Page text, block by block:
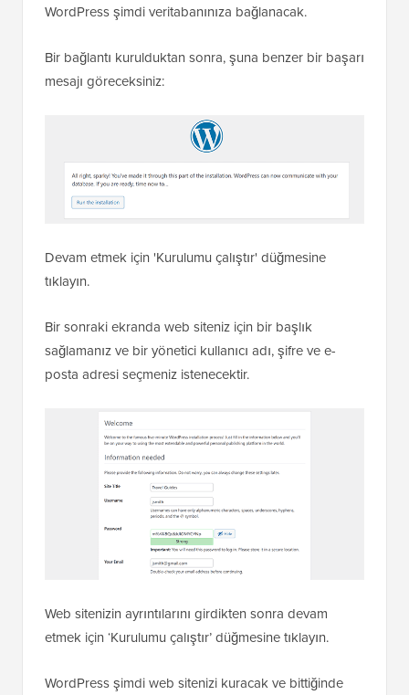
WordPress şimdi veritabanınıza bağlanacak.
Bir bağlantı kurulduktan sonra, şuna benzer bir başarı
mesajı göreceksiniz:
Devam etmek için 'Kurulumu çalıştır' düğmesine
tıklayın.
Bir sonraki ekranda web siteniz için bir başlık
sağlamanız ve bir yönetici kullanıcı adı, şifre ve e-
posta adresi seçmeniz istenecektir.
Web sitenizin ayrıntılarını girdikten sonra devam
etmek için ‘Kurulumu çalıştır’ düğmesine tıklayın.
WordPress şimdi web sitenizi kuracak ve bittiğinde